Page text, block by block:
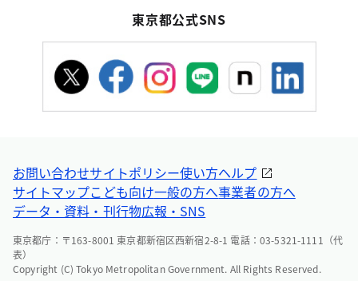
東京都公式SNS
お問い合わせサイトポリシー使い方ヘルプ
サイトマップこども向け一般の方へ事業者の方へ
データ・資料・刊行物広報・SNS
東京都庁：〒163-8001 東京都新宿区西新宿2-8-1 電話：03-5321-1111（代
表）
Copyright (C) Tokyo Metropolitan Government. All Rights Reserved.